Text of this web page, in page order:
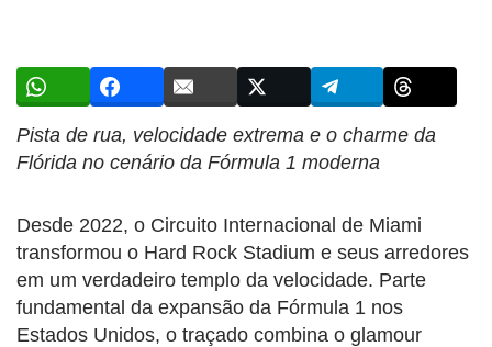
Pista de rua, velocidade extrema e o charme da
Flórida no cenário da Fórmula 1 moderna
Desde 2022, o Circuito Internacional de Miami
transformou o Hard Rock Stadium e seus arredores
em um verdadeiro templo da velocidade. Parte
fundamental da expansão da Fórmula 1 nos
Estados Unidos, o traçado combina o glamour